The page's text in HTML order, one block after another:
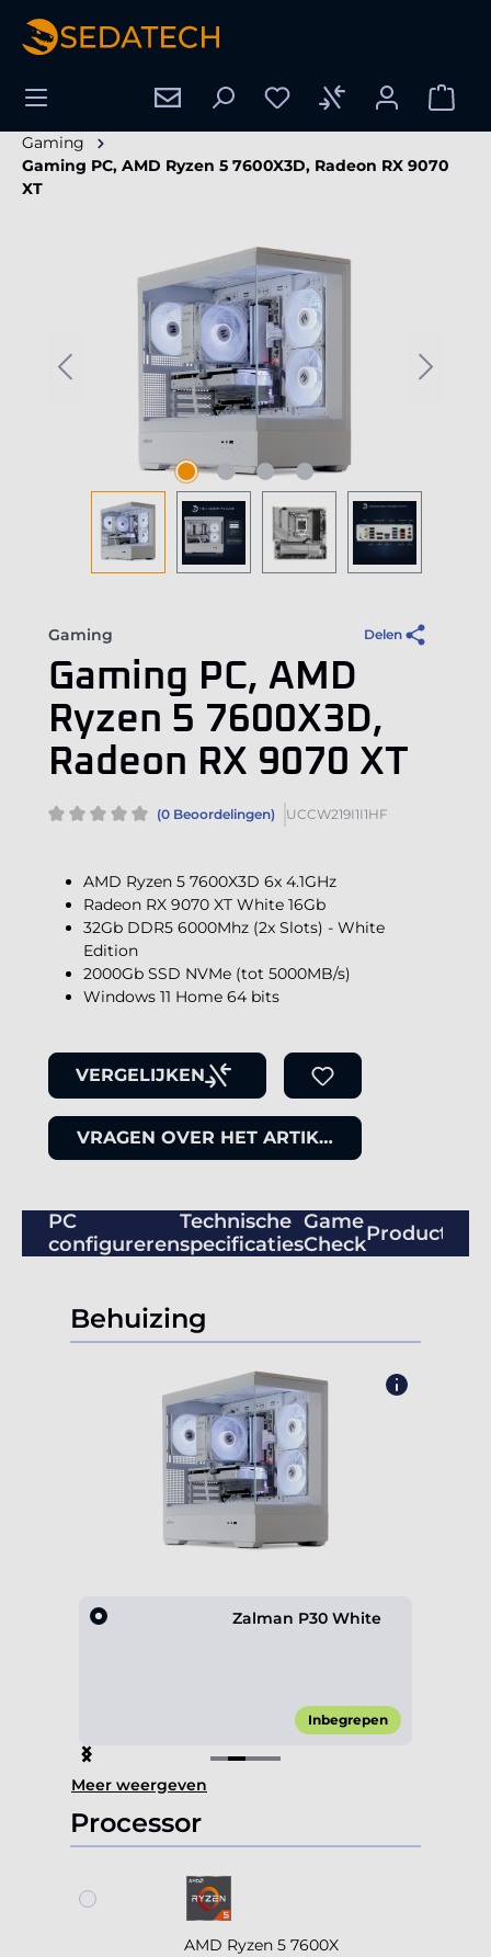
Gaming
Gaming PC, AMD Ryzen 5 7600X3D, Radeon RX 9070
XT
Afbeeldingengalerij overslaan
Gaming Delen
Gaming PC, AMD
Ryzen 5 7600X3D,
Radeon RX 9070 XT
(0 Beoordelingen) UCCW219I1I1HF
AMD Ryzen 5 7600X3D 6x 4.1GHz
Radeon RX 9070 XT White 16Gb
32Gb DDR5 6000Mhz (2x Slots) - White
Edition
2000Gb SSD NVMe (tot 5000MB/s)
Windows 11 Home 64 bits
VERGELIJKEN
VRAGEN OVER HET ARTIKEL
PC
configureren
Technische
specificaties
Game
Check
Behuizing
Zalman P30 White
Inbegrepen
Item
2
of
4
Meer weergeven
Processor
AMD Ryzen 5 7600X